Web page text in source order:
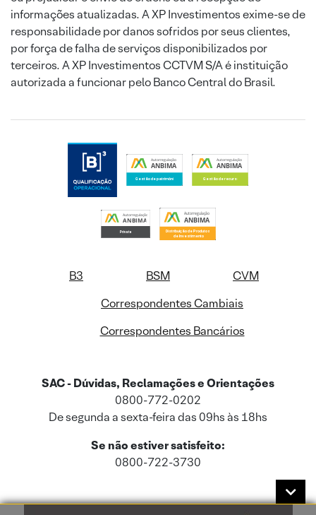
informações atualizadas. A XP Investimentos exime-se de
responsabilidade por danos sofridos por seus clientes,
por força de falha de serviços disponibilizados por
terceiros. A XP Investimentos CCTVM S/A é instituição
autorizada a funcionar pelo Banco Central do Brasil.
B3 BSM
CVM
Correspondentes Cambiais
Correspondentes Bancários
SAC - Dúvidas, Reclamações e Orientações
0800-772-0202
De segunda a sexta-feira das 09hs às 18hs
Se não estiver satisfeito:
0800-722-3730